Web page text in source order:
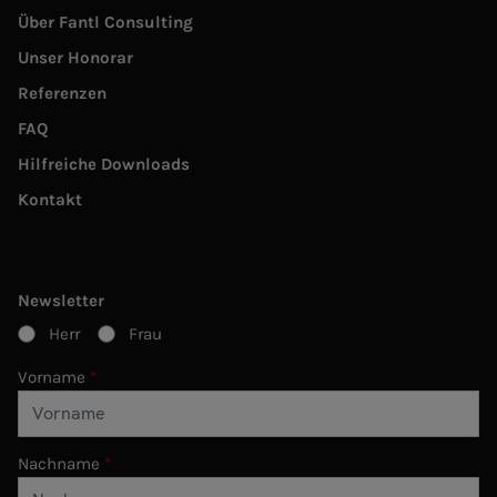
Über Fantl Consulting
Unser Honorar
Referenzen
FAQ
Hilfreiche Downloads
Kontakt
Newsletter
Herr
Frau
Vorname
Nachname